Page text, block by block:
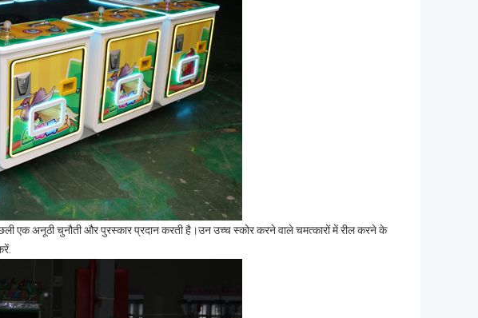
एक अनूठी चुनौती और पुरस्कार प्रदान करती है।उन उच्च स्कोर करने वाले चमत्कारों में रील करने के